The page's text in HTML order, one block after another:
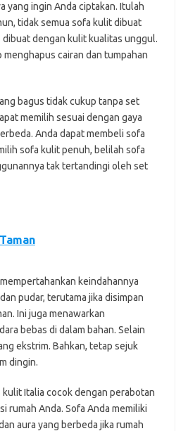
yang ingin Anda ciptakan. Itulah
tidak semua sofa kulit dibuat
dibuat dengan kulit kualitas unggul.
cairan dan tumpahan
bagus tidak cukup tanpa set
memilih sesuai dengan gaya
Anda dapat membeli sofa
sofa kulit penuh, belilah sofa
tak tertandingi oleh set
keindahannya
pudar, terutama jika disimpan
Ini juga menawarkan
bebas di dalam bahan. Selain
ekstrim. Bahkan, tetap sejuk
dingin.
Italia cocok dengan perabotan
rumah Anda. Sofa Anda memiliki
aura yang berbeda jika rumah